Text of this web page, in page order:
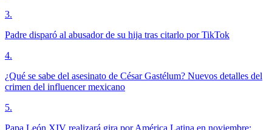
3.
Padre disparó al abusador de su hija tras citarlo por TikTok
4.
¿Qué se sabe del asesinato de César Gastélum? Nuevos detalles del
crimen del influencer mexicano
5.